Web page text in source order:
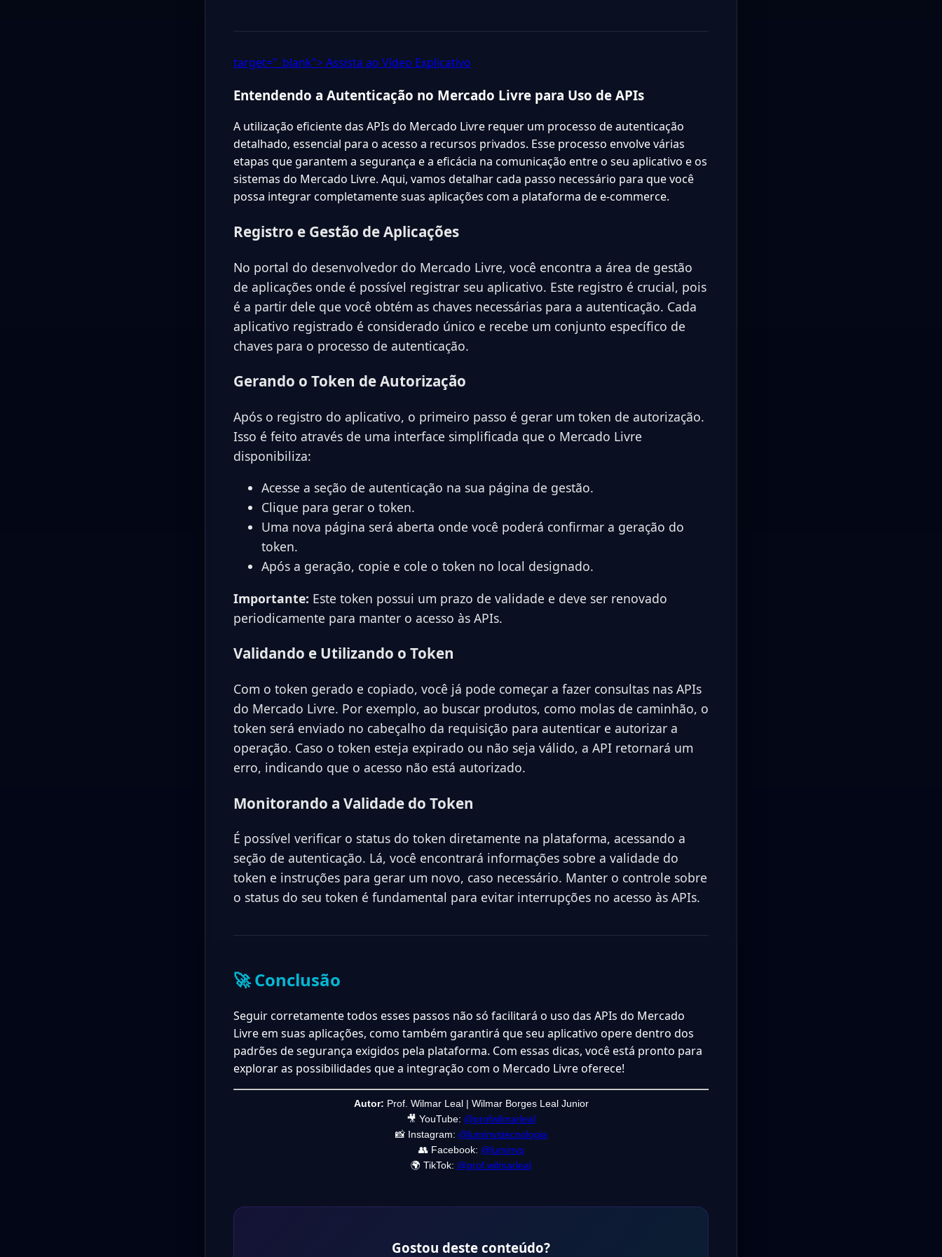
target="_blank"> Assista ao Vídeo Explicativo
Entendendo a Autenticação no Mercado Livre para Uso de APIs
A utilização eficiente das APIs do Mercado Livre requer um processo de autenticação
detalhado, essencial para o acesso a recursos privados. Esse processo envolve várias
etapas que garantem a segurança e a eficácia na comunicação entre o seu aplicativo e os
sistemas do Mercado Livre. Aqui, vamos detalhar cada passo necessário para que você
possa integrar completamente suas aplicações com a plataforma de e-commerce.
Registro e Gestão de Aplicações
No portal do desenvolvedor do Mercado Livre, você encontra a área de gestão
de aplicações onde é possível registrar seu aplicativo. Este registro é crucial, pois
é a partir dele que você obtém as chaves necessárias para a autenticação. Cada
aplicativo registrado é considerado único e recebe um conjunto específico de
chaves para o processo de autenticação.
Gerando o Token de Autorização
Após o registro do aplicativo, o primeiro passo é gerar um token de autorização.
Isso é feito através de uma interface simplificada que o Mercado Livre
disponibiliza:
Acesse a seção de autenticação na sua página de gestão.
Clique para gerar o token.
Uma nova página será aberta onde você poderá confirmar a geração do
token.
Após a geração, copie e cole o token no local designado.
Importante: Este token possui um prazo de validade e deve ser renovado
periodicamente para manter o acesso às APIs.
Validando e Utilizando o Token
Com o token gerado e copiado, você já pode começar a fazer consultas nas APIs
do Mercado Livre. Por exemplo, ao buscar produtos, como molas de caminhão, o
token será enviado no cabeçalho da requisição para autenticar e autorizar a
operação. Caso o token esteja expirado ou não seja válido, a API retornará um
erro, indicando que o acesso não está autorizado.
Monitorando a Validade do Token
É possível verificar o status do token diretamente na plataforma, acessando a
seção de autenticação. Lá, você encontrará informações sobre a validade do
token e instruções para gerar um novo, caso necessário. Manter o controle sobre
o status do seu token é fundamental para evitar interrupções no acesso às APIs.
🚀 Conclusão
Seguir corretamente todos esses passos não só facilitará o uso das APIs do Mercado
Livre em suas aplicações, como também garantirá que seu aplicativo opere dentro dos
padrões de segurança exigidos pela plataforma. Com essas dicas, você está pronto para
explorar as possibilidades que a integração com o Mercado Livre oferece!
Autor: Prof. Wilmar Leal | Wilmar Borges Leal Junior
🎥 YouTube: @profwilmarleal
📸 Instagram: @luminvstecnologia
👥 Facebook: @luminvs
🌍 TikTok: @prof.wilmarleal
Gostou deste conteúdo?